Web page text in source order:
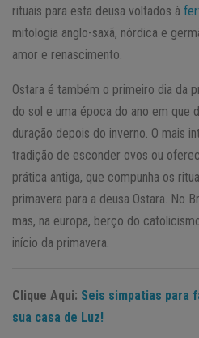
rituais para esta deusa voltados à
mitologia anglo-saxã, nórdica e
amor e renascimento.
Ostara é também o primeiro dia da
do sol e uma época do ano em que
duração depois do inverno. O mais
tradição de esconder ovos ou
prática antiga, que compunha os
primavera para a deusa Ostara. No
mas, na europa, berço do
início da primavera.
Clique Aqui: Seis simpatias para
sua casa de Luz!